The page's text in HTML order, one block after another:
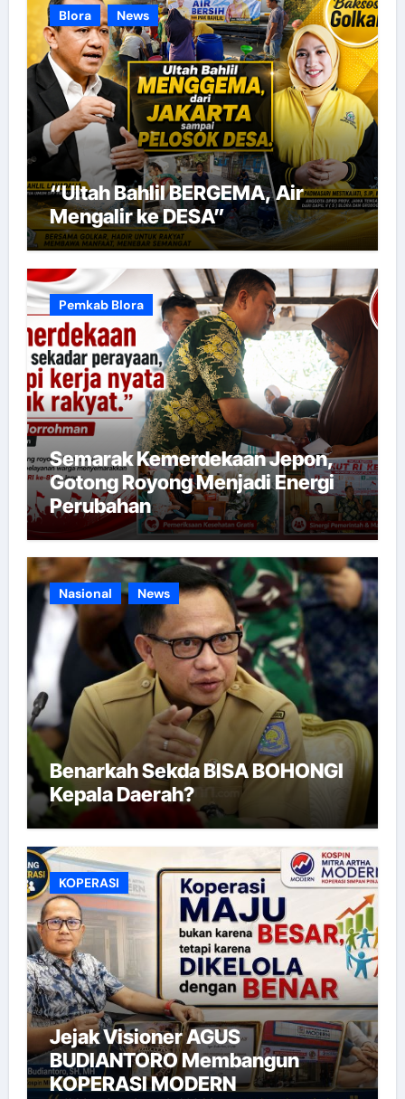
Blora News
“Ultah Bahlil BERGEMA, Air
Mengalir ke DESA”
Pemkab Blora
Semarak Kemerdekaan Jepon,
Gotong Royong Menjadi Energi
Perubahan
Nasional News
Benarkah Sekda BISA BOHONGI
Kepala Daerah?
KOPERASI
Jejak Visioner AGUS
BUDIANTORO Membangun
KOPERASI MODERN